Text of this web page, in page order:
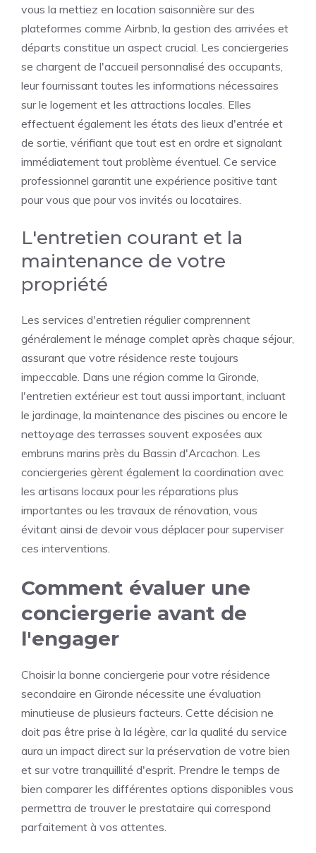
vous la mettiez en location saisonnière sur des
plateformes comme Airbnb, la gestion des arrivées et
départs constitue un aspect crucial. Les conciergeries
se chargent de l'accueil personnalisé des occupants,
leur fournissant toutes les informations nécessaires
sur le logement et les attractions locales. Elles
effectuent également les états des lieux d'entrée et
de sortie, vérifiant que tout est en ordre et signalant
immédiatement tout problème éventuel. Ce service
professionnel garantit une expérience positive tant
pour vous que pour vos invités ou locataires.
L'entretien courant et la
maintenance de votre
propriété
Les services d'entretien régulier comprennent
généralement le ménage complet après chaque séjour,
assurant que votre résidence reste toujours
impeccable. Dans une région comme la Gironde,
l'entretien extérieur est tout aussi important, incluant
le jardinage, la maintenance des piscines ou encore le
nettoyage des terrasses souvent exposées aux
embruns marins près du Bassin d'Arcachon. Les
conciergeries gèrent également la coordination avec
les artisans locaux pour les réparations plus
importantes ou les travaux de rénovation, vous
évitant ainsi de devoir vous déplacer pour superviser
ces interventions.
Comment évaluer une
conciergerie avant de
l'engager
Choisir la bonne conciergerie pour votre résidence
secondaire en Gironde nécessite une évaluation
minutieuse de plusieurs facteurs. Cette décision ne
doit pas être prise à la légère, car la qualité du service
aura un impact direct sur la préservation de votre bien
et sur votre tranquillité d'esprit. Prendre le temps de
bien comparer les différentes options disponibles vous
permettra de trouver le prestataire qui correspond
parfaitement à vos attentes.